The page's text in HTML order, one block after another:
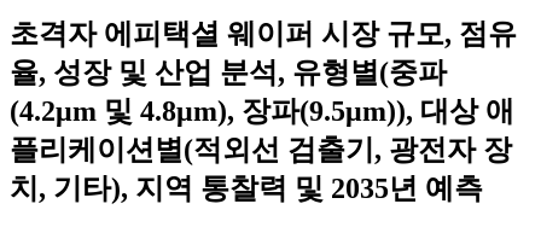
초격자 에피택셜 웨이퍼 시장 규모, 점유
율, 성장 및 산업 분석, 유형별(중파
(4.2μm 및 4.8μm), 장파(9.5μm)), 대상 애
플리케이션별(적외선 검출기, 광전자 장
치, 기타), 지역 통찰력 및 2035년 예측